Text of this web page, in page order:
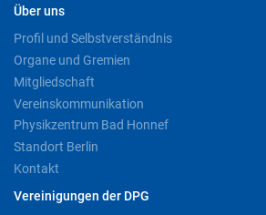
Über uns
Profil und Selbstverständnis
Organe und Gremien
Mitgliedschaft
Vereinskommunikation
Physikzentrum Bad Honnef
Standort Berlin
Kontakt
Vereinigungen der DPG